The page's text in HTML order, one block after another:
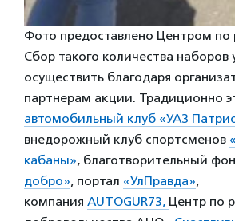
Фото предоставлено Центром
Сбор такого количества наборов
осуществить благодаря
партнерам акции. Традиционно
автомобильный клуб «УАЗ
внедорожный клуб спортсменов
кабаны», благотворительный
добро», портал «УлПравда»,
компания AUTOGUR73, Центр по